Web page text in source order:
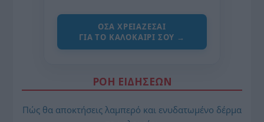
ΌΣΑ ΧΡΕΙΆΖΕΣΑΙ
ΓΙΑ ΤΟ ΚΑΛΟΚΑΊΡΙ ΣΟΥ →
ΡΟΗ ΕΙΔΗΣΕΩΝ
Πώς θα αποκτήσεις λαμπερό και ενυδατωμένο δέρμα